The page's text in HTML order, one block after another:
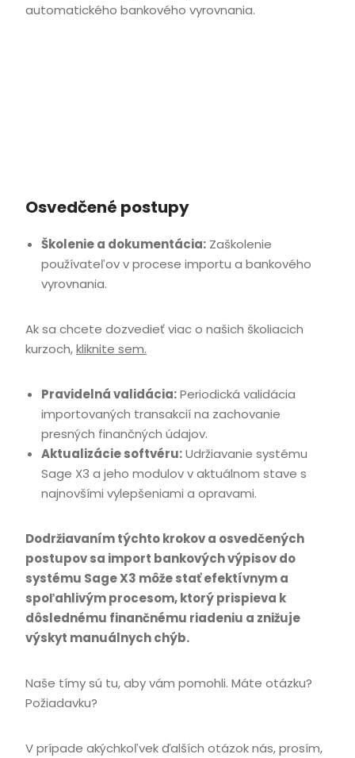
automatického bankového vyrovnania.
Osvedčené postupy
Školenie a dokumentácia: Zaškolenie
používateľov v procese importu a bankového
vyrovnania.
Ak sa chcete dozvedieť viac o našich školiacich
kurzoch,kliknite sem.
Pravidelná validácia:Periodická validácia
importovaných transakcií na zachovanie
presných finančných údajov.
Aktualizácie softvéru:Udržiavanie systému
Sage X3 a jeho modulov v aktuálnom stave s
najnovšími vylepšeniami a opravami.
Dodržiavaním týchto krokov a osvedčených
postupov sa import bankových výpisov do
systému Sage X3 môže stať efektívnym a
spoľahlivým procesom, ktorý prispieva k
dôslednému finančnému riadeniu a znižuje
výskyt manuálnych chýb.
Naše tímy sú tu, aby vám pomohli. Máte otázku?
Požiadavku?
V prípade akýchkoľvek ďalších otázok nás, prosím,